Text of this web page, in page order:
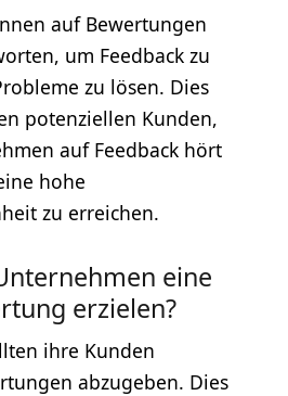
auf Bewertungen
um Feedback zu
zu lösen. Dies
potenziellen Kunden,
auf Feedback hört
hohe
zu erreichen.
eine
erzielen?
ihre Kunden
abzugeben. Dies